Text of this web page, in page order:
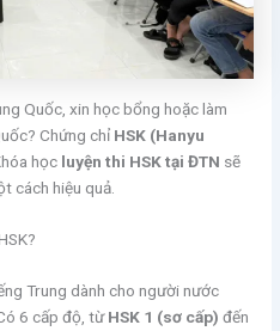
Quốc, xin học bổng hoặc làm
Chứng chỉ HSK (Hanyu
học luyện thi HSK tại ĐTN sẽ
cách hiệu quả.
Trung dành cho người nước
6 cấp độ, từHSK 1 (sơ cấp) đến